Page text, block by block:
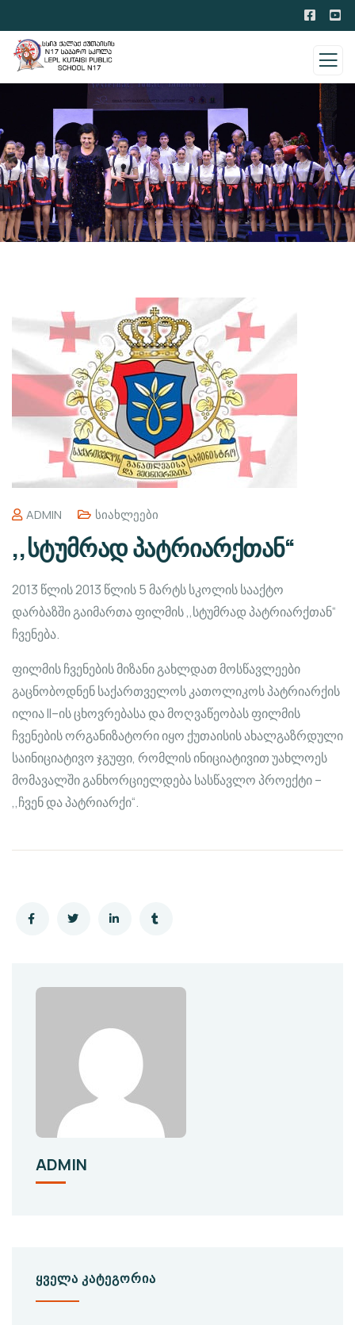
ADMIN Სიახლეები
,,სტუმრად პატრიარქთან“
2013 წლის 2013 წლის 5 მარტს სკოლის სააქტო
დარბაზში გაიმართა ფილმის ,,სტუმრად პატრიარქთან“
ჩვენება.
ფილმის ჩვენების მიზანი გახლდათ მოსწავლეები
გაცნობოდნენ საქართველოს კათოლიკოს პატრიარქის
ილია II–ის ცხოვრებასა და მოღვაწეობას ფილმის
ჩვენების ორგანიზატორი იყო ქუთაისის ახალგაზრდული
საინიციატივო ჯგუფი, რომლის ინიციატივით უახლოეს
მომავალში განხორციელდება სასწავლო პროექტი –
,,ჩვენ და პატრიარქი“.
ADMIN
ᲧᲕᲔᲚᲐ ᲙᲐᲢᲔᲒᲝᲠᲘᲐ